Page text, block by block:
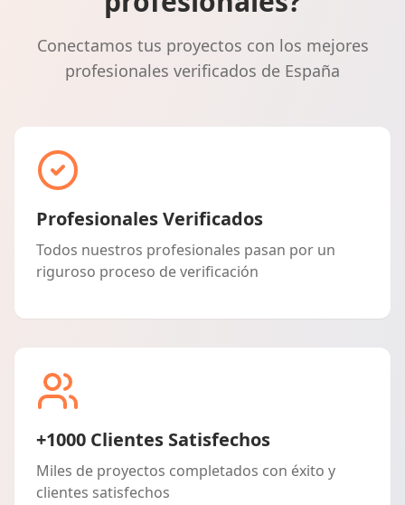
Conectamos tus proyectos con los mejores
profesionales verificados de España
Profesionales Verificados
Todos nuestros profesionales pasan por un
riguroso proceso de verificación
+1000 Clientes Satisfechos
Miles de proyectos completados con éxito y
clientes satisfechos